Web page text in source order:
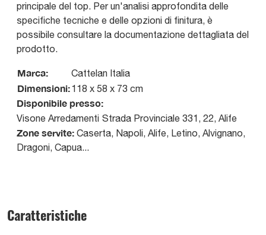
principale del top. Per un'analisi approfondita delle
specifiche tecniche e delle opzioni di finitura, è
possibile consultare la documentazione dettagliata del
prodotto.
Marca: Cattelan Italia
Dimensioni:118 x 58 x 73 cm
Disponibile presso:
Visone Arredamenti Strada Provinciale 331, 22, Alife
Zone servite: Caserta, Napoli, Alife, Letino, Alvignano,
Dragoni, Capua...
Caratteristiche